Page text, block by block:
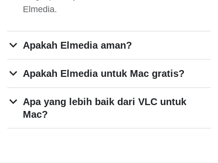
Elmedia.
Apakah Elmedia aman?
Apakah Elmedia untuk Mac gratis?
Apa yang lebih baik dari VLC untuk
Mac?